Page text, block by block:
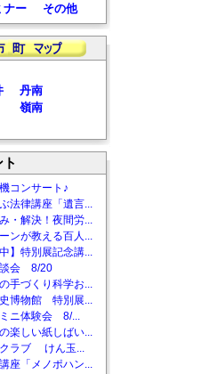
ナー
その他
丹南
嶺南
コンサート♪
法律講座「遺言...
・解決！夜間労...
ンが教える百人...
】特別展記念講...
談会 8/20
手づくり科学お...
博物館 特別展...
ニ体験会 8/...
楽しい紙しばい...
クラブ けん玉...
座「メノポハン...